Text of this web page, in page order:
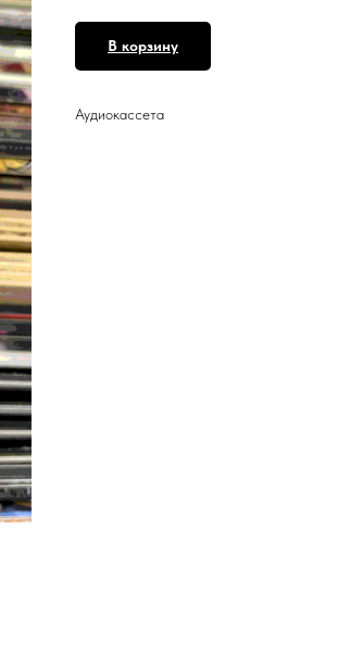
В корзину
Аудиокассета